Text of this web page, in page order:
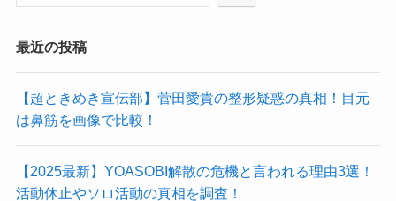
最近の投稿
【超ときめき宣伝部】菅田愛貴の整形疑惑の真相！目元
は鼻筋を画像で比較！
【2025最新】YOASOBI解散の危機と言われる理由3選！
活動休止やソロ活動の真相を調査！